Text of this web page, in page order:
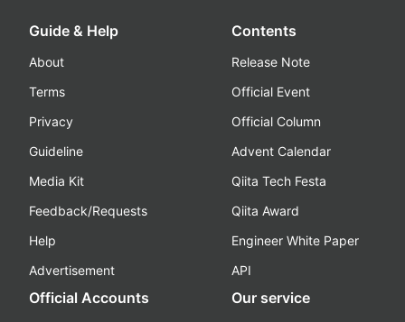
Guide & Help
About
Terms
Privacy
Guideline
Media Kit
Feedback/Requests
Help
Advertisement
Contents
Release Note
Official Event
Official Column
Advent Calendar
Qiita Tech Festa
Qiita Award
Engineer White Paper
API
Official Accounts Our service